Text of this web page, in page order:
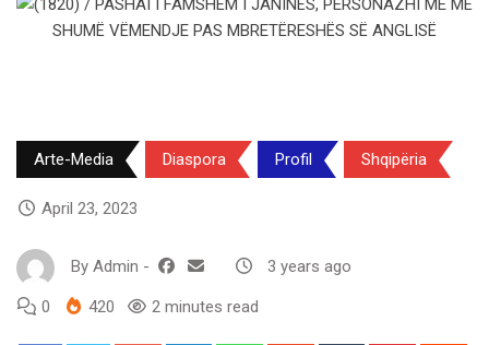
Arte-Media Diaspora Profil Shqipëria
April 23, 2023
By Admin - 3 years ago
0 420 2 minutes read